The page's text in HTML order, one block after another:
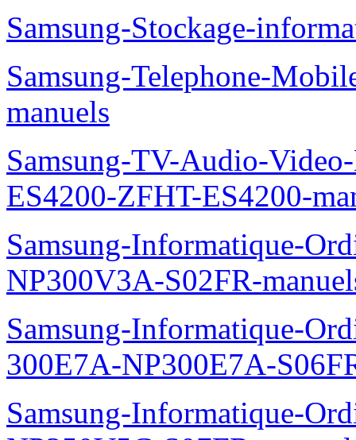
Samsung-Stockage-
Samsung-Telephone-
manuels
Samsung-TV-Audio-
ES4200-ZFHT-ES4200-
Samsung-Informatique-
NP300V3A-S02FR-
Samsung-Informatique-
300E7A-NP300E7A-
Samsung-Informatique-